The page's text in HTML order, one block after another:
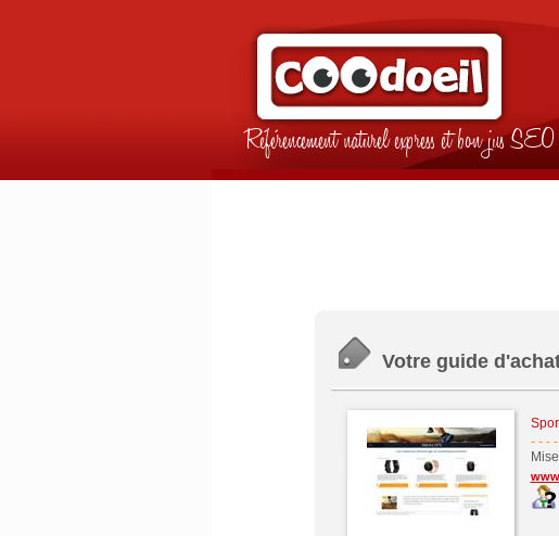
Référencement naturel express et bon jus SEO
Votre guide
- - -